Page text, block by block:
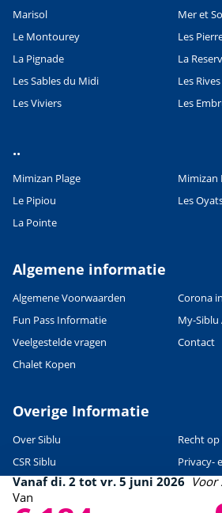
OpenStreetMap
Vanaf di. 2 tot vr. 5 juni 2026 Voor
Van
Marisol
Mer et
Le Montourey
Les
La Pignade
La
Les Sables du Midi
Les
Les Viviers
Les
..
Mimizan Plage
Mimizan
Le Pipiou
Les
La Pointe
Algemene informatie
Algemene Voorwaarden
Corona
Fun Pass Informatie
My-
Veelgestelde vragen
Contact
Chalet Kopen
Overige Informatie
Over Siblu
Recht
CSR Siblu
Privacy-
Voorwaarden gebruik Website